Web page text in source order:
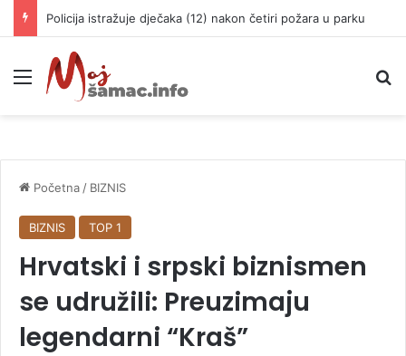
Policija istražuje dječaka (12) nakon četiri požara u parku
Meni
Početna / BIZNIS
BIZNIS TOP 1
Hrvatski i srpski biznismen
se udružili: Preuzimaju
legendarni “Kraš”